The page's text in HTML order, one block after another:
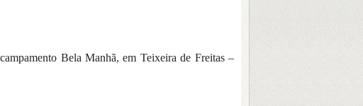
Bela Manhã, em Teixeira de Freitas –